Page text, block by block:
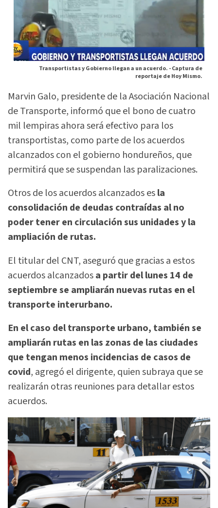
Transportistas y Gobierno llegan a un acuerdo. -Captura de
reportaje de Hoy Mismo.
Marvin Galo, presidente de la Asociación Nacional
de Transporte, informó que el bono de cuatro
mil lempiras ahora será efectivo para los
transportistas, como parte de los acuerdos
alcanzados con el gobierno hondureños, que
permitirá que se suspendan las paralizaciones.
Otros de los acuerdos alcanzados esla
consolidación de deudas contraídas al no
poder tener en circulación sus unidades y la
ampliación de rutas.
El titular del CNT, aseguró que gracias a estos
acuerdos alcanzadosa partir del lunes 14 de
septiembre se ampliarán nuevas rutas en el
transporte interurbano.
En el caso del transporte urbano, también se
ampliarán rutas en las zonas de las ciudades
que tengan menos incidencias de casos de
covid, agregó el dirigente, quien subraya que se
realizarán otras reuniones para detallar estos
acuerdos.